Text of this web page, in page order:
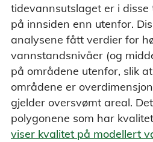
tidevannsutslaget er i disse
på innsiden enn utenfor.
analysene fått verdier for
vannstandsnivåer (og
på områdene utenfor, slik
områdene er
gjelder oversvømt areal.
polygonene som har
viser kvalitet på modellert